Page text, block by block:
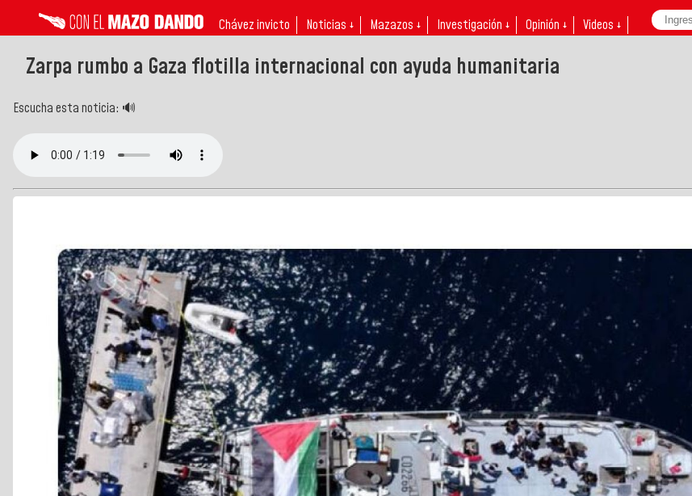
Chávez invicto Noticias ↓ Mazazos ↓ Investigación ↓ Opinión ↓ Videos ↓
Zarpa rumbo a Gaza flotilla internacional con ayuda humanitaria
Escucha esta noticia: 🔊